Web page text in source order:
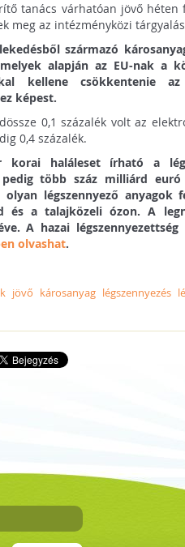
tanács várhatóan jövő
meg az intézményközi
származó
alapján az EU-nak a
kellene csökkentenie
képest.
0,1 százalék volt az
0,4 százalék.
korai haláleset írható a
pedig több száz milliárd
olyan légszennyező anyagok
és a talajközeli ózon. A
A hazai légszennyezettség
olvashat.
jövő károsanyag légszennyezés